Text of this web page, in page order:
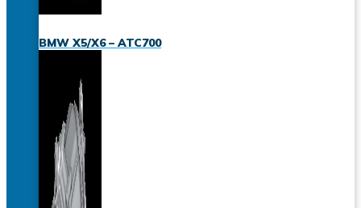
BMW X5/X6 – ATC700